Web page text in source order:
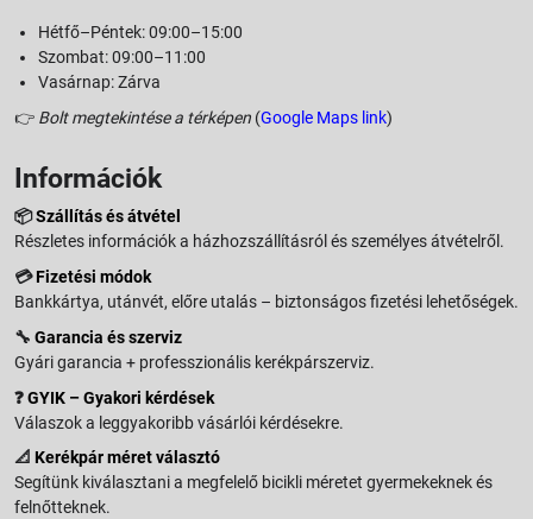
Hétfő–Péntek: 09:00–15:00
Szombat: 09:00–11:00
Vasárnap: Zárva
👉 Bolt megtekintése a térképen (Google Maps link)
Információk
📦Szállítás és átvétel
Részletes információk a házhozszállításról és személyes átvételről.
💳Fizetési módok
Bankkártya, utánvét, előre utalás – biztonságos fizetési lehetőségek.
🔧 Garancia és szerviz
Gyári garancia + professzionális kerékpárszerviz.
❓GYIK – Gyakori kérdések
Válaszok a leggyakoribb vásárlói kérdésekre.
📐 Kerékpár méret választó
Segítünk kiválasztani a megfelelő bicikli méretet gyermekeknek és
felnőtteknek.